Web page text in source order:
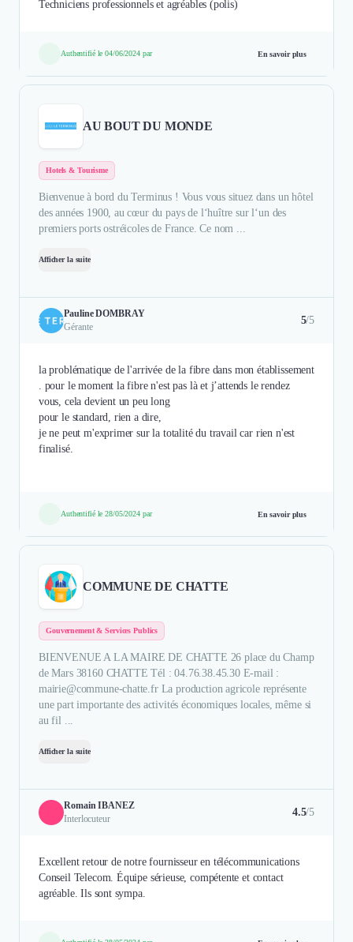
Techniciens professionnels et agréables (polis)
Authentifié le 04/06/2024 par En savoir plus
AU BOUT DU MONDE
Hotels & Tourisme
Bienvenue à bord du Terminus ! Vous vous situez dans un hôtel
des années 1900, au cœur du pays de l‘huître sur l‘un des
premiers ports ostréicoles de France. Ce nom ...
Afficher la suite
Pauline DOMBRAY
Gérante
5/5
la problématique de l'arrivée de la fibre dans mon établissement
. pour le moment la fibre n'est pas là et j’attends le rendez
vous, cela devient un peu long
pour le standard, rien a dire,
je ne peut m'exprimer sur la totalité du travail car rien n'est
finalisé.
Authentifié le 28/05/2024 par En savoir plus
COMMUNE DE CHATTE
Gouvernement & Services Publics
BIENVENUE A LA MAIRE DE CHATTE 26 place du Champ
de Mars 38160 CHATTE Tél : 04.76.38.45.30 E-mail :
mairie@commune-chatte.fr La production agricole représente
une part importante des activités économiques locales, même si
au fil ...
Afficher la suite
Romain IBANEZ
Interlocuteur
4.5/5
Excellent retour de notre fournisseur en télécommunications
Conseil Telecom. Équipe sérieuse, compétente et contact
agréable. Ils sont sympa.